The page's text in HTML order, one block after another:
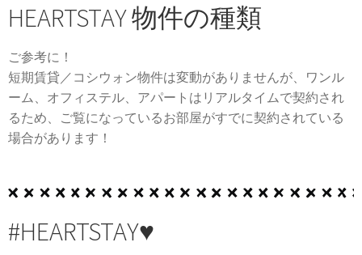
HEARTSTAY 物件の種類
ご参考に！
短期賃貸／コシウォン物件は変動がありませんが、ワンル
ーム、オフィステル、アパートはリアルタイムで契約され
るため、ご覧になっているお部屋がすでに契約されている
場合があります！
#HEARTSTAY♥